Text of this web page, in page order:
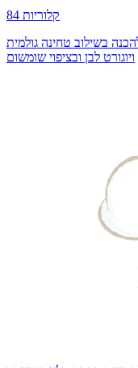
84 קלוריות
בשילוב טחינה גולמית
ויוגורט לבן ובציפוי שומשום